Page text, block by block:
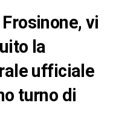
vi
la
ufficiale
turno di